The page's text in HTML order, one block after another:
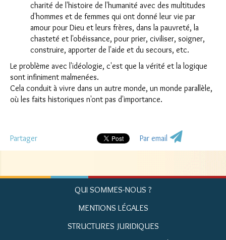
charité de l'histoire de l'humanité avec des multitudes
d'hommes et de femmes qui ont donné leur vie par
amour pour Dieu et leurs frères, dans la pauvreté, la
chasteté et l'obéissance, pour prier, civiliser, soigner,
construire, apporter de l'aide et du secours, etc.
Le problème avec l'idéologie, c'est que la vérité et la logique
sont infiniment malmenées.
Cela conduit à vivre dans un autre monde, un monde parallèle,
où les faits historiques n'ont pas d'importance.
Partager Par email
QUI SOMMES-NOUS ?
MENTIONS LÉGALES
STRUCTURES JURIDIQUES